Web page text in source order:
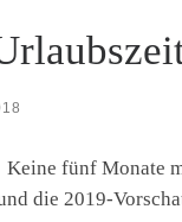
fünf Monate
die 2019-